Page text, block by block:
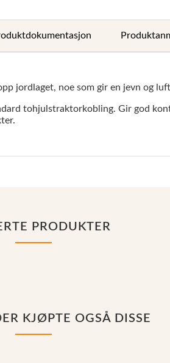
jordlaget, noe som gir en jevn og
tohjulstraktorkobling. Gir god
PRODUKTER
KJØPTE OGSÅ DISSE